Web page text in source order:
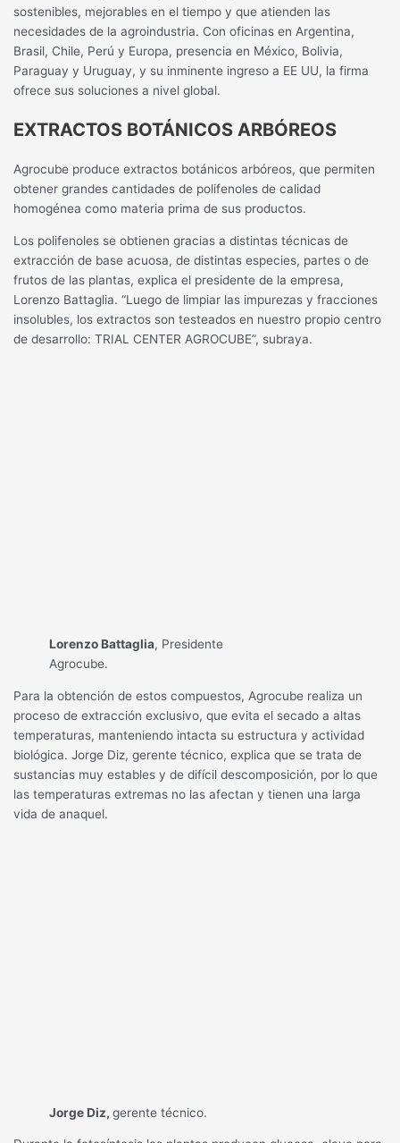
sostenibles, mejorables en el tiempo y que atienden las
necesidades de la agroindustria. Con oficinas en Argentina,
Brasil, Chile, Perú y Europa, presencia en México, Bolivia,
Paraguay y Uruguay, y su inminente ingreso a EE UU, la firma
ofrece sus soluciones a nivel global.
EXTRACTOS BOTÁNICOS ARBÓREOS
Agrocube produce extractos botánicos arbóreos, que permiten
obtener grandes cantidades de polifenoles de calidad
homogénea como materia prima de sus productos.
Los polifenoles se obtienen gracias a distintas técnicas de
extracción de base acuosa, de distintas especies, partes o de
frutos de las plantas, explica el presidente de la empresa,
Lorenzo Battaglia. “Luego de limpiar las impurezas y fracciones
insolubles, los extractos son testeados en nuestro propio centro
de desarrollo: TRIAL CENTER AGROCUBE”, subraya.
Lorenzo Battaglia, Presidente
Agrocube.
Para la obtención de estos compuestos, Agrocube realiza un
proceso de extracción exclusivo, que evita el secado a altas
temperaturas, manteniendo intacta su estructura y actividad
biológica. Jorge Diz, gerente técnico, explica que se trata de
sustancias muy estables y de difícil descomposición, por lo que
las temperaturas extremas no las afectan y tienen una larga
vida de anaquel.
Jorge Diz,gerente técnico.